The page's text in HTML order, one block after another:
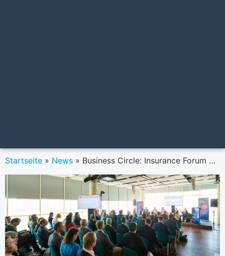
Startseite » News » Business Circle: Insurance Forum Austria findet am 11. und 12. April in Stegersbach statt